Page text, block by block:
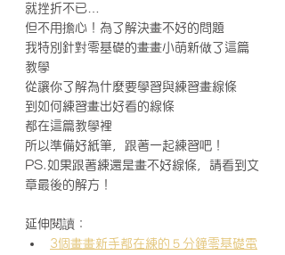
就挫折不已…
但不用擔心！為了解決畫不好的問題
我特別針對零基礎的畫畫小萌新做了這篇
教學
從讓你了解為什麼要學習與練習畫線條
到如何練習畫出好看的線條
都在這篇教學裡
所以準備好紙筆，跟著一起練習吧！
PS.如果跟著練還是畫不好線條，請看到文
章最後的解方！
延伸閱讀：
3個畫畫新手都在練的５分鐘零基礎電